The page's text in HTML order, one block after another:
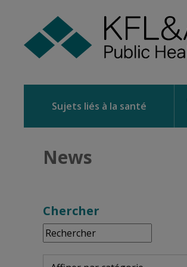
Content
Sujets liés à la santé
News
Chercher